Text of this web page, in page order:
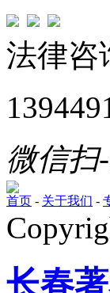
法律咨
微信扫
首页 - 关于我们 -
长春